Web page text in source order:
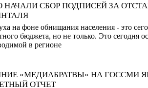
НАЧАЛИ СБОР ПОДПИСЕЙ ЗА
на фоне обнищания населения - это
бюджета, но не только. Это сегодня
в регионе
«МЕДИАБРАТВЫ» НА ГОССМИ
ОТЧЕТ